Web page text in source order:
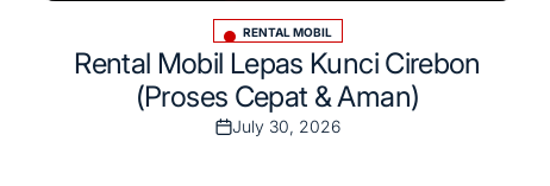
Posted
in
RENTAL MOBIL
Rental Mobil Lepas Kunci Cirebon
(Proses Cepat & Aman)
Post
July 30, 2026